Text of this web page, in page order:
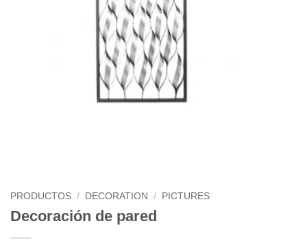
PRODUCTOS / DECORATION / PICTURES
Decoración de pared